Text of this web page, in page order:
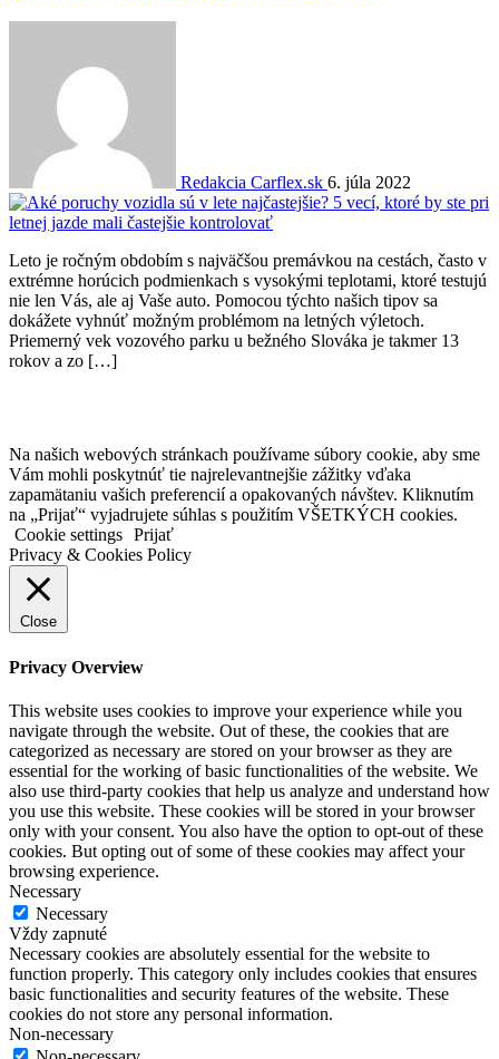
Redakcia Carflex.sk 6. júla 2022
Leto je ročným obdobím s najväčšou premávkou na cestách, často v
extrémne horúcich podmienkach s vysokými teplotami, ktoré testujú
nie len Vás, ale aj Vaše auto. Pomocou týchto našich tipov sa
dokážete vyhnúť možným problémom na letných výletoch.
Priemerný vek vozového parku u bežného Slováka je takmer 13
rokov a zo […]
Na našich webových stránkach používame súbory cookie, aby sme
Vám mohli poskytnúť tie najrelevantnejšie zážitky vďaka
zapamätaniu vašich preferencií a opakovaných návštev. Kliknutím
na „Prijať“ vyjadrujete súhlas s použitím VŠETKÝCH cookies.
Cookie settings Prijať
Privacy & Cookies Policy
Close
Privacy Overview
This website uses cookies to improve your experience while you
navigate through the website. Out of these, the cookies that are
categorized as necessary are stored on your browser as they are
essential for the working of basic functionalities of the website. We
also use third-party cookies that help us analyze and understand how
you use this website. These cookies will be stored in your browser
only with your consent. You also have the option to opt-out of these
cookies. But opting out of some of these cookies may affect your
browsing experience.
Necessary
Necessary
Vždy zapnuté
Necessary cookies are absolutely essential for the website to
function properly. This category only includes cookies that ensures
basic functionalities and security features of the website. These
cookies do not store any personal information.
Non-necessary